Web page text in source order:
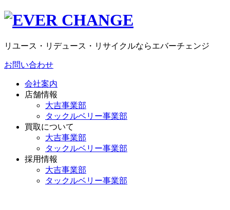
リユース・リデュース・リサイクルならエバーチェンジ
お問い合わせ
会社案内
店舗情報
大吉事業部
タックルベリー事業部
買取について
大吉事業部
タックルベリー事業部
採用情報
大吉事業部
タックルベリー事業部